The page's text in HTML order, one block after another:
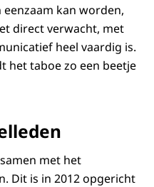
kan worden,
direct verwacht, met
heel vaardig is.
het taboe zo een beetje
met het
Dit is in 2012 opgericht